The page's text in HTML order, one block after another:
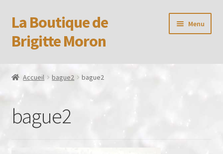
Aller
à
la
Aller
au
contenu
La Boutique de
Brigitte Moron
Menu
Accueil
Boutique
Accueil bague2 bague2
bague2